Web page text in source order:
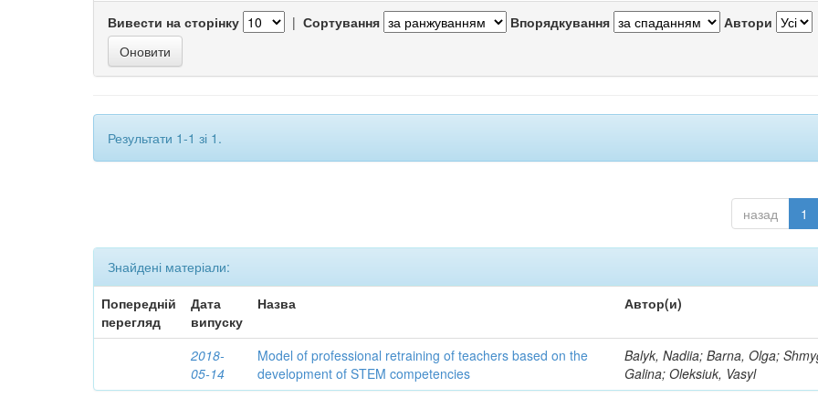
Вивести на сторінку | Сортування Впорядкування Автори
Результати 1-1 зі 1.
назад 1
Знайдені матеріали:
Попередній
перегляд
Дата
випуску
Назва Автор(и)
2018-
05-14
Model of professional retraining of teachers based on the
development of STEM competencies
Balyk, Nadiia; Barna, Olga;
Galina; Oleksiuk, Vasyl